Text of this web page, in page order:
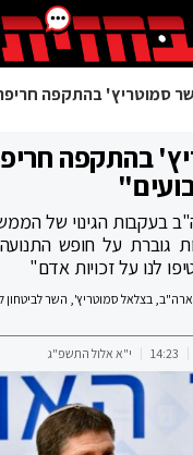
סמוטריץ' בהתקפה
בהתקפה
בעקבות הגינוי של
גוברת על חופש
לנו על זכויות אדם"
ארה"ב, בצלאל סמוטריץ', השר לביטחון
14:23 י"א אלול התשפ"ג